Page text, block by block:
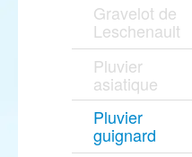
Gravelot de
Leschenault
Pluvier
asiatique
Pluvier
guignard